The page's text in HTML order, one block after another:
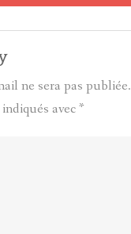
ne sera pas publiée.
avec*